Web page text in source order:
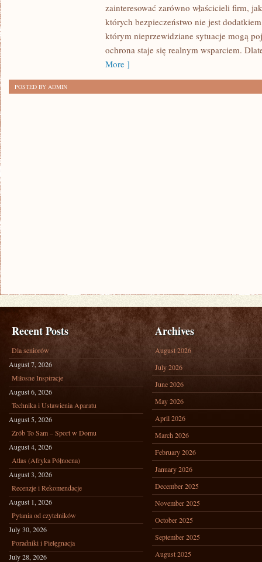
OSOBOWYCH
zainteresować zarówno właścicieli firm,
których bezpieczeństwo nie jest
którym nieprzewidziane sytuacje mogą
ochrona staje się realnym wsparciem.
More ]
POSTED BY ADMIN
Recent Posts
Dla seniorów
August 7, 2026
Miłosne Inspiracje
August 6, 2026
Technika i Ustawienia Aparatu
August 5, 2026
Zrób To Sam – Sport w Domu
August 4, 2026
Atlas (Afryka Północna)
August 3, 2026
Recenzje i Rekomendacje
August 1, 2026
Pytania od czytelników
July 30, 2026
Poradniki i Pielęgnacja
July 28, 2026
Archives
August 2026
July 2026
June 2026
May 2026
April 2026
March 2026
February 2026
January 2026
December 2025
November 2025
October 2025
September 2025
August 2025